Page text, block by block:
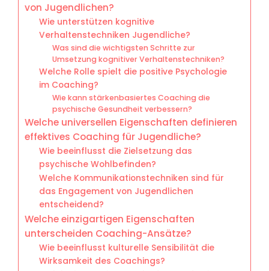
von Jugendlichen?
Wie unterstützen kognitive
Verhaltenstechniken Jugendliche?
Was sind die wichtigsten Schritte zur
Umsetzung kognitiver Verhaltenstechniken?
Welche Rolle spielt die positive Psychologie
im Coaching?
Wie kann stärkenbasiertes Coaching die
psychische Gesundheit verbessern?
Welche universellen Eigenschaften definieren
effektives Coaching für Jugendliche?
Wie beeinflusst die Zielsetzung das
psychische Wohlbefinden?
Welche Kommunikationstechniken sind für
das Engagement von Jugendlichen
entscheidend?
Welche einzigartigen Eigenschaften
unterscheiden Coaching-Ansätze?
Wie beeinflusst kulturelle Sensibilität die
Wirksamkeit des Coachings?